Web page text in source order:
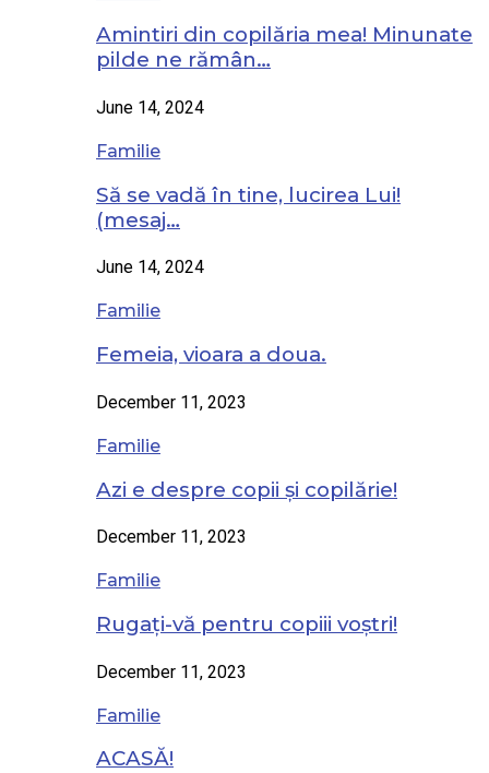
Amintiri din copilăria mea! Minunate
pilde ne rămân…
June 14, 2024
Familie
Să se vadă în tine, lucirea Lui!
(mesaj…
June 14, 2024
Familie
Femeia, vioara a doua.
December 11, 2023
Familie
Azi e despre copii și copilărie!
December 11, 2023
Familie
Rugați-vă pentru copiii voștri!
December 11, 2023
Familie
ACASĂ!